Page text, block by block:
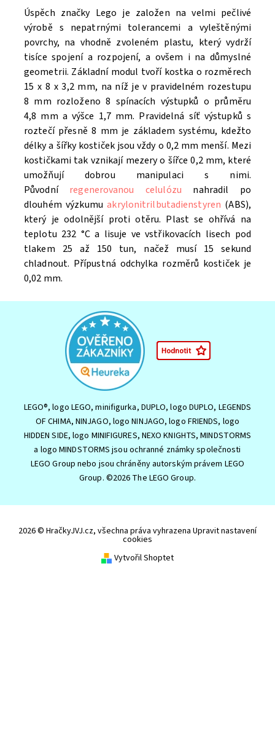
Úspěch značky Lego je založen na velmi pečlivé
výrobě s nepatrnými tolerancemi a vyleštěnými
povrchy, na vhodně zvoleném plastu, který vydrží
tisíce spojení a rozpojení, a ovšem i na důmyslné
geometrii. Základní modul tvoří kostka o rozměrech
15 x 8 x 3,2 mm, na níž je v pravidelném rozestupu
8 mm rozloženo 8 spínacích výstupků o průměru
4,8 mm a výšce 1,7 mm. Pravidelná síť výstupků s
roztečí přesně 8 mm je základem systému, kdežto
délky a šířky kostiček jsou vždy o 0,2 mm menší. Mezi
kostičkami tak vznikají mezery o šířce 0,2 mm, které
umožňují dobrou manipulaci s nimi.
Původní regenerovanou celulózu nahradil po
dlouhém výzkumuakrylonitrilbutadienstyren (ABS),
který je odolnější proti otěru. Plast se ohřívá na
teplotu 232 °C a lisuje ve vstřikovacích lisech pod
tlakem 25 až 150 tun, načež musí 15 sekund
chladnout. Přípustná odchylka rozměrů kostiček je
0,02 mm.
LEGO®, logo LEGO, minifigurka, DUPLO, logo DUPLO, LEGENDS
OF CHIMA, NINJAGO, logo NINJAGO, logo FRIENDS, logo
HIDDEN SIDE, logo MINIFIGURES, NEXO KNIGHTS, MINDSTORMS
a logo MINDSTORMS jsou ochranné známky společnosti
LEGO Group nebo jsou chráněny autorským právem LEGO
Group. ©2026 The LEGO Group.
2026 © HračkyJVJ.cz, všechna práva vyhrazena Upravit nastavení
cookies
Vytvořil Shoptet